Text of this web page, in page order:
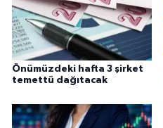
Önümüzdeki hafta 3 şirket
temettü dağıtacak